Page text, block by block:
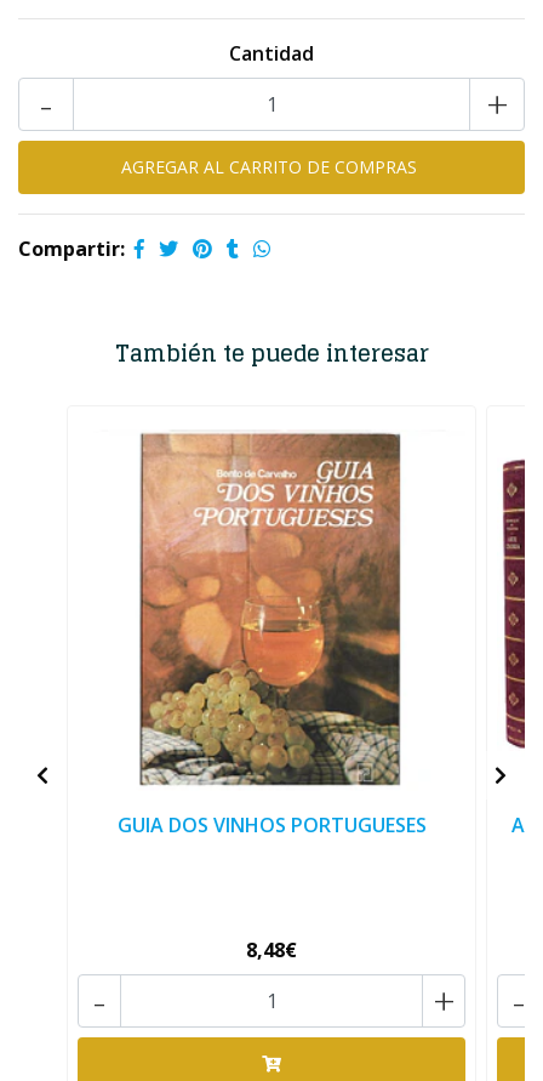
Cantidad
+
-
Compartir:
También te puede interesar
GUIA DOS VINHOS PORTUGUESES
8,48€
+
- -